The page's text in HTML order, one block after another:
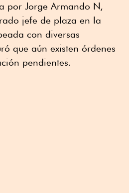
por Jorge Armando N,
jefe de plaza en la
con diversas
que aún existen órdenes
pendientes.